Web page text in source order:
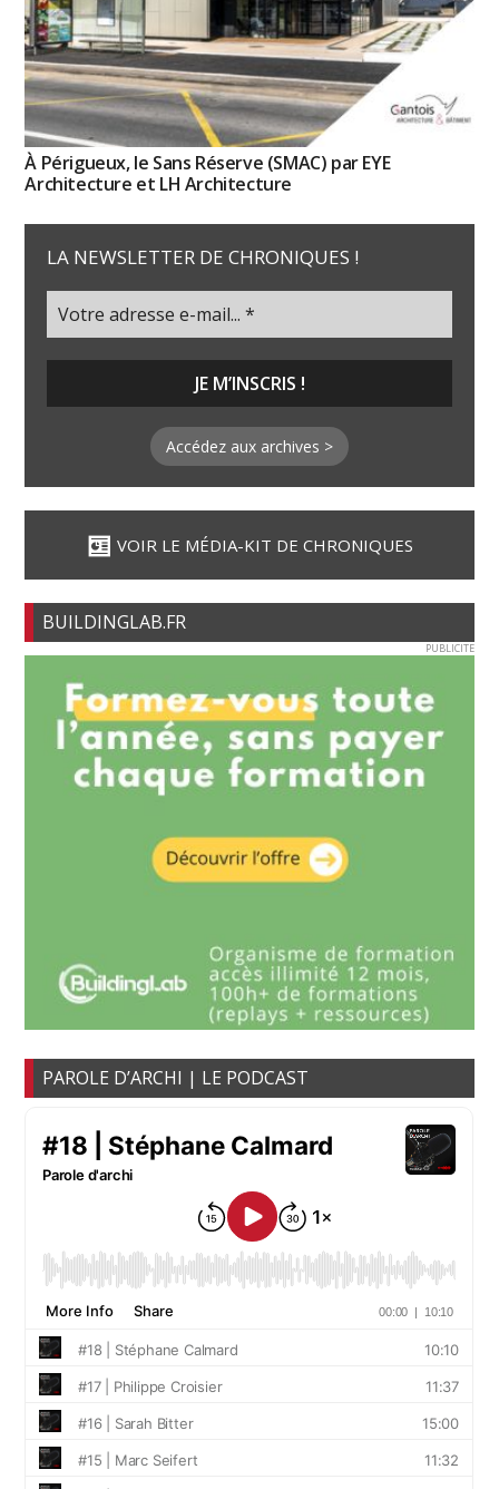
À Périgueux, le Sans Réserve (SMAC) par EYE
Architecture et LH Architecture
LA NEWSLETTER DE CHRONIQUES !
Accédez aux archives >
VOIR LE MÉDIA-KIT DE CHRONIQUES
BUILDINGLAB.FR
PUBLICITE
PAROLE D’ARCHI | LE PODCAST